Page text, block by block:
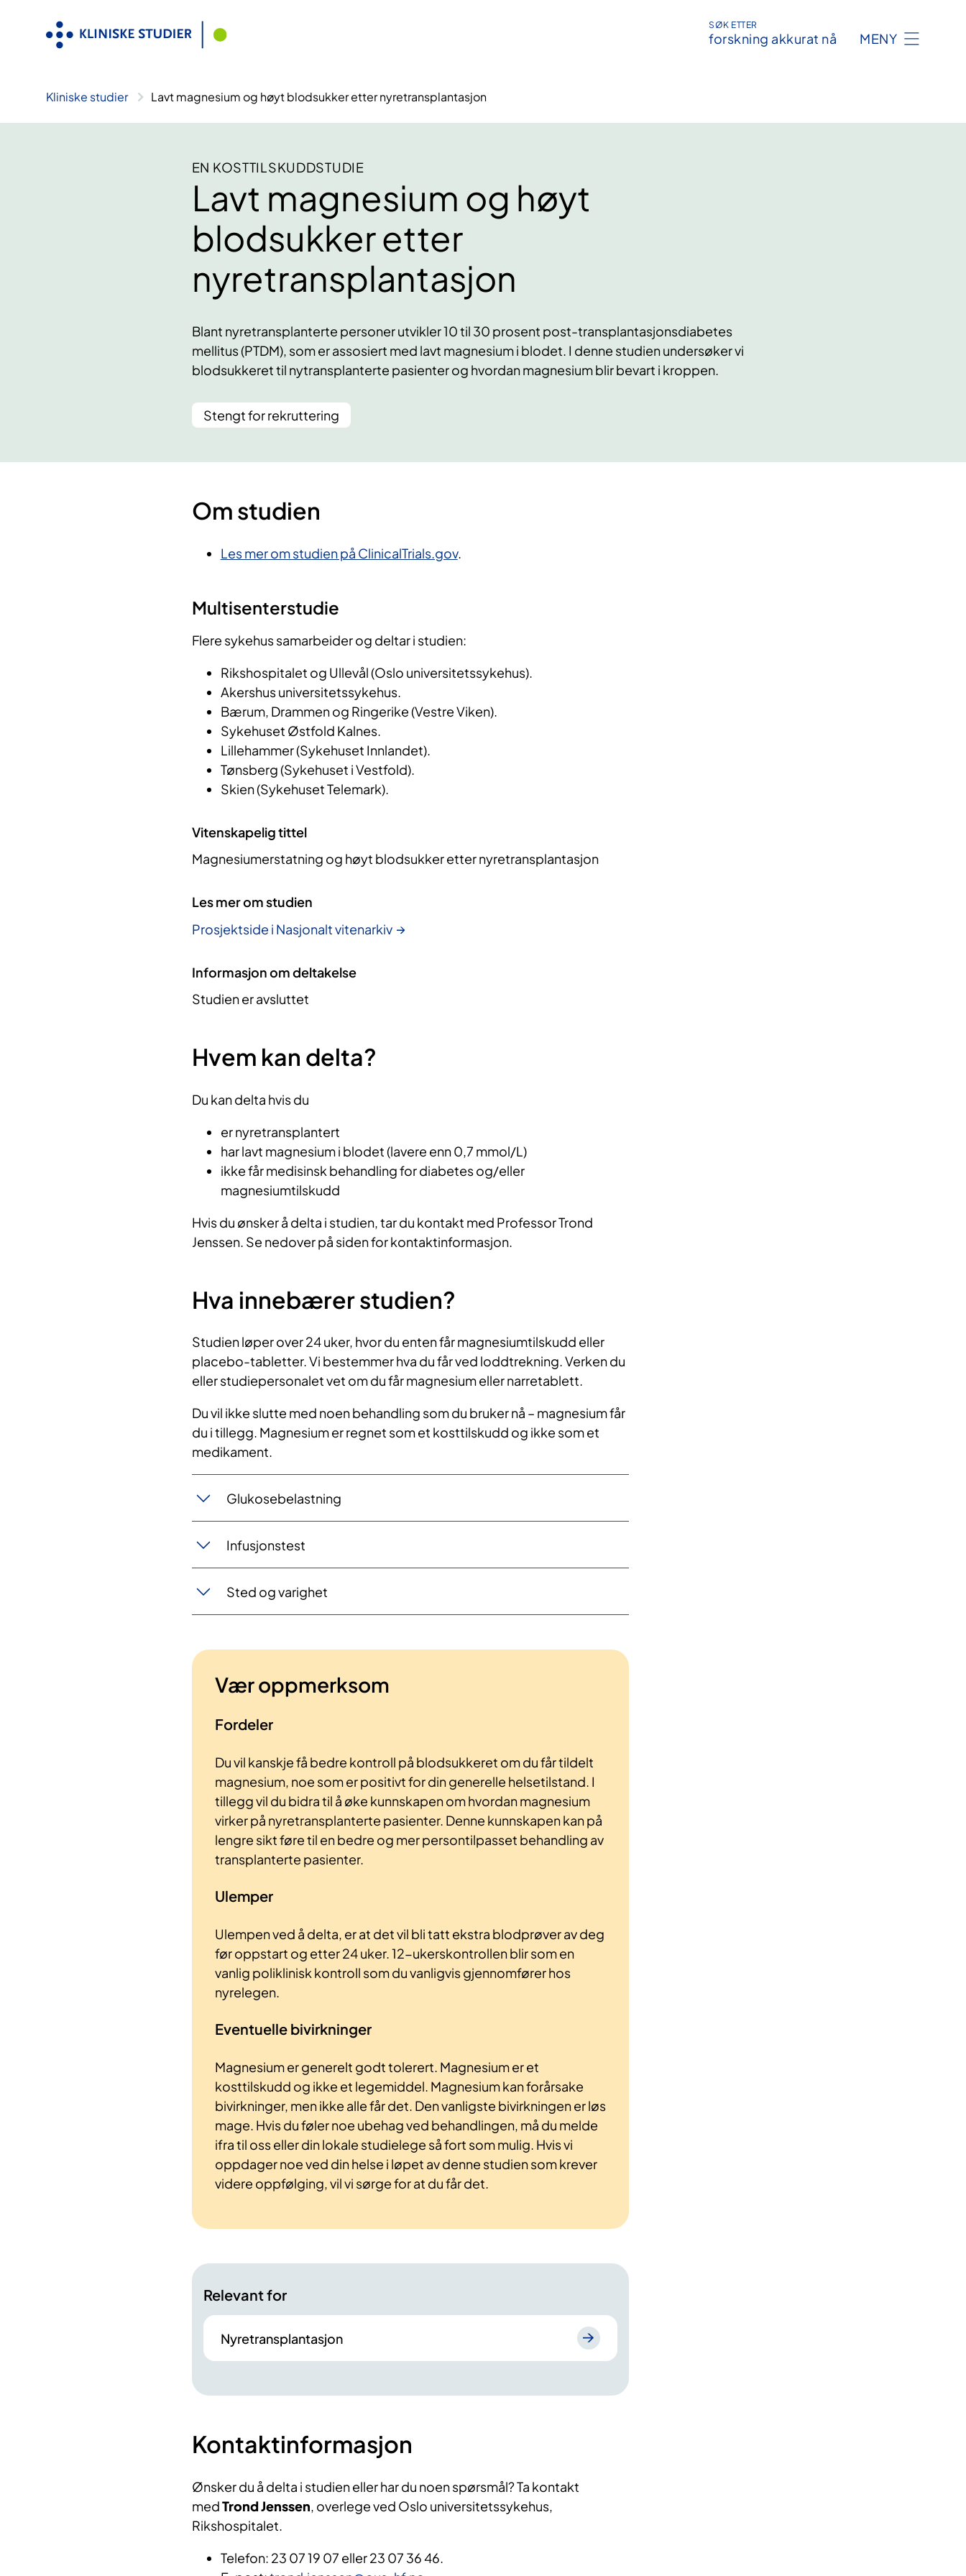
SØK ETTER
forskning akkurat nå MENY
Kliniske studier Lavt magnesium og høyt blodsukker etter nyretransplantasjon
EN KOSTTILSKUDDSTUDIE
Lavt magnesium og høyt
blodsukker etter
nyretransplantasjon
Blant nyretransplanterte personer utvikler 10 til 30 prosent post-transplantasjonsdiabetes
mellitus (PTDM), som er assosiert med lavt magnesium i blodet. I denne studien undersøker vi
blodsukkeret til nytransplanterte pasienter og hvordan magnesium blir bevart i kroppen.
Stengt for rekruttering
Om studien
Les mer om studien på ClinicalTrials.gov.
Multisenterstudie
Flere sykehus samarbeider og deltar i studien:
Rikshospitalet og Ullevål (Oslo universitetssykehus).
Akershus universitetssykehus.
Bærum, Drammen og Ringerike (Vestre Viken).
Sykehuset Østfold Kalnes.
Lillehammer (Sykehuset Innlandet).
Tønsberg (Sykehuset i Vestfold).
Skien (Sykehuset Telemark).
Vitenskapelig tittel
Magnesiumerstatning og høyt blodsukker etter nyretransplantasjon
Les mer om studien
Prosjektside i Nasjonalt vitenarkiv
Informasjon om deltakelse
Studien er avsluttet
Hvem kan delta?
Du kan delta hvis du
er nyretransplantert
har lavt magnesium i blodet (lavere enn 0,7 mmol/L)
ikke får medisinsk behandling for diabetes og/eller
magnesiumtilskudd
Hvis du ønsker å delta i studien, tar du kontakt med Professor Trond
Jenssen. Se nedover på siden for kontaktinformasjon.
Hva innebærer studien?
Studien løper over 24 uker, hvor du enten får magnesiumtilskudd eller
placebo-tabletter. Vi bestemmer hva du får ved loddtrekning. Verken du
eller studiepersonalet vet om du får magnesium eller narretablett.
Du vil ikke slutte med noen behandling som du bruker nå – magnesium får
du i tillegg. Magnesium er regnet som et kosttilskudd og ikke som et
medikament.
Glukosebelastning
Infusjonstest
Sted og varighet
Vær oppmerksom
Fordeler
Du vil kanskje få bedre kontroll på blodsukkeret om du får tildelt
magnesium, noe som er positivt for din generelle helsetilstand. I
tillegg vil du bidra til å øke kunnskapen om hvordan magnesium
virker på nyretransplanterte pasienter. Denne kunnskapen kan på
lengre sikt føre til en bedre og mer persontilpasset behandling av
transplanterte pasienter.
Ulemper
Ulempen ved å delta, er at det vil bli tatt ekstra blodprøver av deg
før oppstart og etter 24 uker. 12-ukerskontrollen blir som en
vanlig poliklinisk kontroll som du vanligvis gjennomfører hos
nyrelegen.
Eventuelle bivirkninger
Magnesium er generelt godt tolerert. Magnesium er et
kosttilskudd og ikke et legemiddel. Magnesium kan forårsake
bivirkninger, men ikke alle får det. Den vanligste bivirkningen er løs
mage. Hvis du føler noe ubehag ved behandlingen, må du melde
ifra til oss eller din lokale studielege så fort som mulig. Hvis vi
oppdager noe ved din helse i løpet av denne studien som krever
videre oppfølging, vil vi sørge for at du får det.
Relevant for
Nyretransplantasjon
Kontaktinformasjon
Ønsker du å delta i studien eller har du noen spørsmål? Ta kontakt
medTrond Jenssen , overlege ved Oslo universitetssykehus,
Rikshospitalet.
Telefon: 23 07 19 07 eller 23 07 36 46.